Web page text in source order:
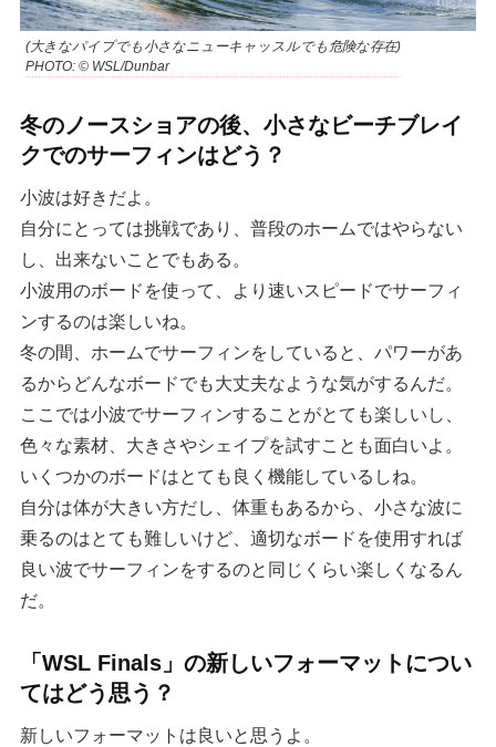
(大きなパイプでも小さなニューキャッスルでも危険な存在)
PHOTO: © WSL/Dunbar
冬のノースショアの後、小さなビーチブレイ
クでのサーフィンはどう？
小波は好きだよ。
自分にとっては挑戦であり、普段のホームではやらない
し、出来ないことでもある。
小波用のボードを使って、より速いスピードでサーフィ
ンするのは楽しいね。
冬の間、ホームでサーフィンをしていると、パワーがあ
るからどんなボードでも大丈夫なような気がするんだ。
ここでは小波でサーフィンすることがとても楽しいし、
色々な素材、大きさやシェイプを試すことも面白いよ。
いくつかのボードはとても良く機能しているしね。
自分は体が大きい方だし、体重もあるから、小さな波に
乗るのはとても難しいけど、適切なボードを使用すれば
良い波でサーフィンをするのと同じくらい楽しくなるん
だ。
「WSL Finals」の新しいフォーマットについ
てはどう思う？
新しいフォーマットは良いと思うよ。